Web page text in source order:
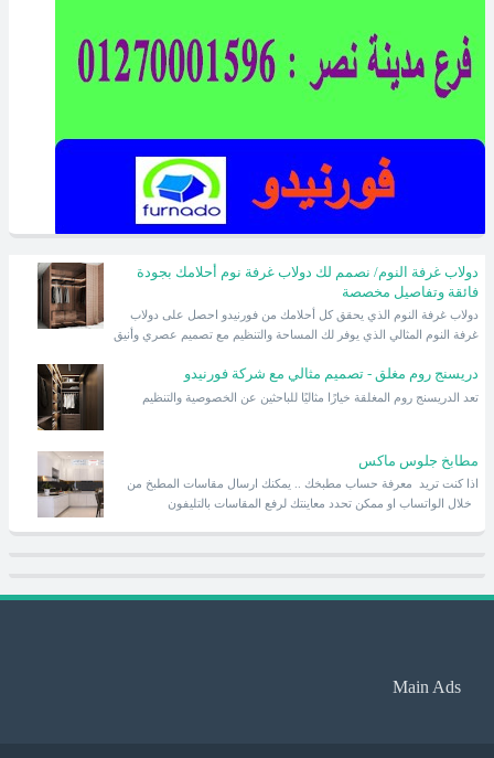
دولاب غرفة النوم/ نصمم لك دولاب غرفة نوم أحلامك بجودة
فائقة وتفاصيل مخصصة
غرفة النوم المثالي الذي يوفر لك المساحة والتنظيم مع تصميم عصري وأنيق
دريسنج روم مغلق - تصميم مثالي مع شركة فورنيدو
تعد الدريسنج روم المغلقة خيارًا مثاليًا للباحثين عن الخصوصية والتنظيم
مطابخ جلوس ماكس
اذا كنت تريد معرفة حساب مطبخك .. يمكنك ارسال مقاسات المطبخ من
Main Ads